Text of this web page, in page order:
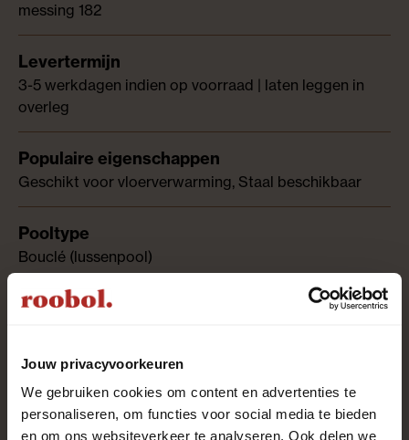
Jouw privacyvoorkeuren
We gebruiken cookies om content en advertenties te
personaliseren, om functies voor social media te bieden
en om ons websiteverkeer te analyseren. Ook delen we
messing 182
3-5 werkdagen indien op voorraad | laten leggen in
overleg
Geschikt voor vloerverwarming, Staal beschikbaar
Bouclé (lussenpool)
100% polyamide